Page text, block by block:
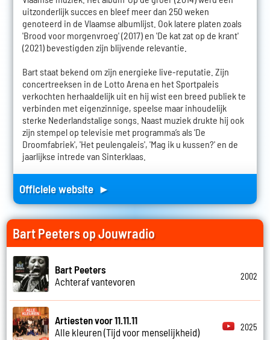
uitzonderlijk succes en bleef meer dan 250 weken
genoteerd in de Vlaamse albumlijst. Ook latere platen zoals
'Brood voor morgenvroeg' (2017) en 'De kat zat op de krant'
(2021) bevestigden zijn blijvende relevantie.
Bart staat bekend om zijn energieke live-reputatie. Zijn
concertreeksen in de Lotto Arena en het Sportpaleis
verkochten herhaaldelijk uit en hij wist een breed publiek te
verbinden met eigenzinnige, speelse maar inhoudelijk
sterke Nederlandstalige songs. Naast muziek drukte hij ook
zijn stempel op televisie met programma’s als 'De
Droomfabriek', 'Het peulengaleis', 'Mag ik u kussen?' en de
jaarlijkse intrede van Sinterklaas.
Officiele website ►
Bart Peeters op Jouwradio
Bart Peeters
Achteraf vantevoren
2002
Artiesten voor 11.11.11
Alle kleuren (Tijd voor menselijkheid)
2025